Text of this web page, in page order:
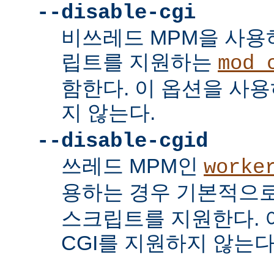
--disable-cgi
비쓰레드 MPM을 사
립트를 지원하는
함한다. 이 옵션을 사
지 않는다.
--disable-cgid
쓰레드 MPM인
용하는 경우 기본적으
스크립트를 지원한다.
CGI를 지원하지 않는